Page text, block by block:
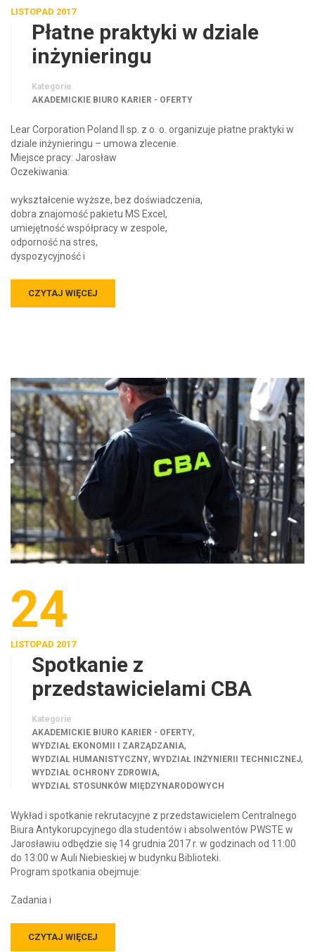
Płatne praktyki w dziale
inżynieringu
AKADEMICKIE BIURO KARIER - OFERTY
dziale inżynieringu – umowa zlecenie.
Miejsce pracy: Jarosław
Oczekiwania:
dobra znajomość pakietu MS Excel,
umiejętność współpracy w zespole,
odporność na stres,
dyspozycyjność i
CZYTAJ WIĘCEJ
24
Spotkanie z
przedstawicielami CBA
AKADEMICKIE BIURO KARIER - OFERTY
WYDZIAŁ EKONOMII I ZARZĄDZANIA,
WYDZIAŁ HUMANISTYCZNY,WYDZIAŁ INŻYNIERII TECHNICZNEJ
WYDZIAŁ OCHRONY ZDROWIA,
WYDZIAŁ STOSUNKÓW MIĘDZYNARODOWYCH
Biura Antykorupcyjnego dla studentów i absolwentów PWSTE w
Jarosławiu odbędzie się 14 grudnia 2017 r. w godzinach od 11:00
do 13:00 w Auli Niebieskiej w budynku Biblioteki.
Program spotkania obejmuje:
CZYTAJ WIĘCEJ